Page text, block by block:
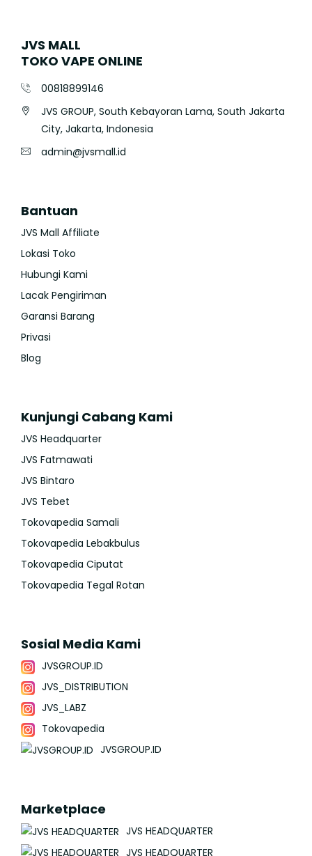
JVS MALL
TOKO VAPE ONLINE
00818899146
JVS GROUP, South Kebayoran Lama, South Jakarta
City, Jakarta, Indonesia
admin@jvsmall.id
Bantuan
JVS Mall Affiliate
Lokasi Toko
Hubungi Kami
Lacak Pengiriman
Garansi Barang
Privasi
Blog
Kunjungi Cabang Kami
JVS Headquarter
JVS Fatmawati
JVS Bintaro
JVS Tebet
Tokovapedia Samali
Tokovapedia Lebakbulus
Tokovapedia Ciputat
Tokovapedia Tegal Rotan
Sosial Media Kami
JVSGROUP.ID
JVS_DISTRIBUTION
JVS_LABZ
Tokovapedia
JVSGROUP.ID
Marketplace
JVS HEADQUARTER
JVS HEADQUARTER